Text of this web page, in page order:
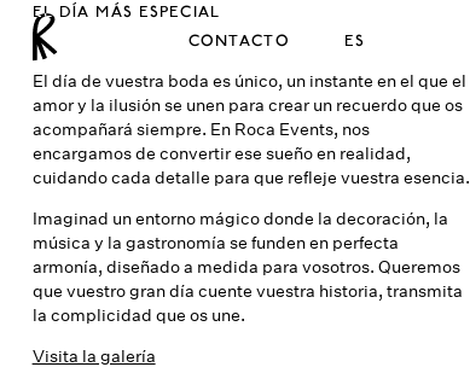
CONTACTO ES
EL DÍA MÁS ESPECIAL
El día de vuestra boda es único, un instante en el que el
amor y la ilusión se unen para crear un recuerdo que os
acompañará siempre. En Roca Events, nos
encargamos de convertir ese sueño en realidad,
cuidando cada detalle para que refleje vuestra esencia.
Imaginad un entorno mágico donde la decoración, la
música y la gastronomía se funden en perfecta
armonía, diseñado a medida para vosotros. Queremos
que vuestro gran día cuente vuestra historia, transmita
la complicidad que os une.
Visita la galería